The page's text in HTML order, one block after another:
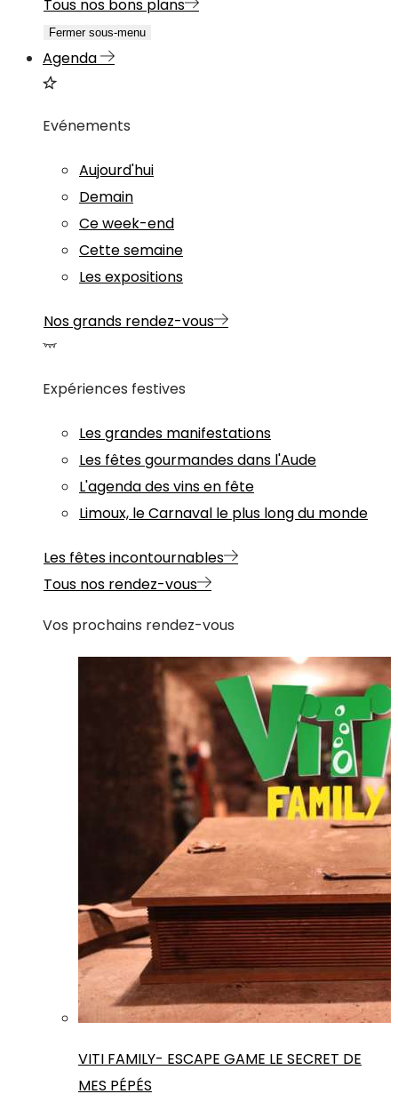
Tous nos bons plans
Fermer sous-menu
Agenda
Evénements
Aujourd'hui
Demain
Ce week-end
Cette semaine
Les expositions
Nos grands rendez-vous
Expériences festives
Les grandes manifestations
Les fêtes gourmandes dans l'Aude
L'agenda des vins en fête
Limoux, le Carnaval le plus long du monde
Les fêtes incontournables
Tous nos rendez-vous
Vos prochains rendez-vous
VITI FAMILY- ESCAPE GAME LE SECRET DE
MES PÉPÉS